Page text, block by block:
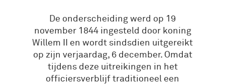
De onderscheiding werd op 19
november 1844 ingesteld door koning
Willem II en wordt sindsdien uitgereikt
op zijn verjaardag, 6 december. Omdat
tijdens deze uitreikingen in het
officiersverblijf traditioneel een